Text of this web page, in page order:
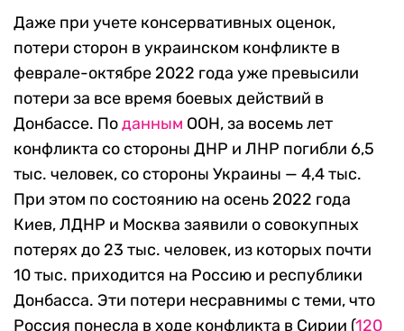
Даже при учете консервативных оценок,
потери сторон в украинском конфликте в
феврале-октябре 2022 года уже превысили
потери за все время боевых действий в
Донбассе. Поданным ООН, за восемь лет
конфликта со стороны ДНР и ЛНР погибли 6,5
тыс. человек, со стороны Украины — 4,4 тыс.
При этом по состоянию на осень 2022 года
Киев, ЛДНР и Москва заявили о совокупных
потерях до 23 тыс. человек, из которых почти
10 тыс. приходится на Россию и республики
Донбасса. Эти потери несравнимы с теми, что
Россия понесла в ходе конфликта в Сирии (120